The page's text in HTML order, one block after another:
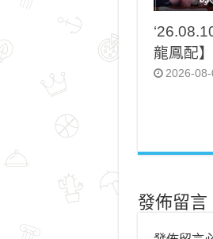
龍鳳配
2026-08-
發佈留言